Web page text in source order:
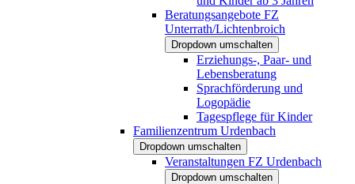
Beratungsangebote FZ
Unterrath/Lichtenbroich
Dropdown umschalten
Erziehungs-, Paar- und
Lebensberatung
Sprachförderung und
Logopädie
Tagespflege für Kinder
Familienzentrum Urdenbach
Dropdown umschalten
Veranstaltungen FZ Urdenbach
Dropdown umschalten